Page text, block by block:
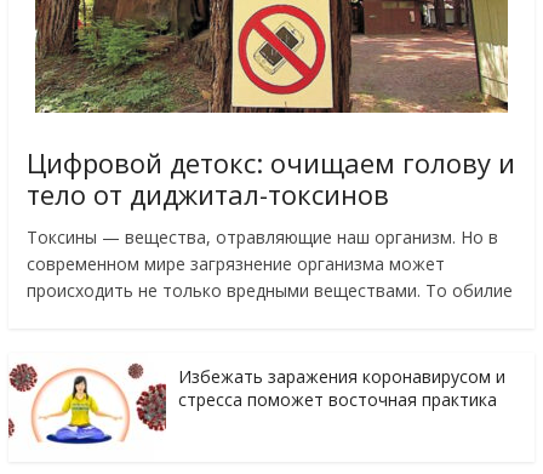
Цифровой детокс: очищаем голову и
тело от диджитал-токсинов
Токсины — вещества, отравляющие наш организм. Но в
современном мире загрязнение организма может
происходить не только вредными веществами. То обилие
Избежать заражения коронавирусом и
стресса поможет восточная практика